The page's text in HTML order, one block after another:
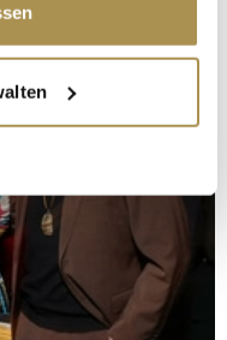
Lage
Meter genau sein
identifizieren
persönlichen Daten
Präferenzen im